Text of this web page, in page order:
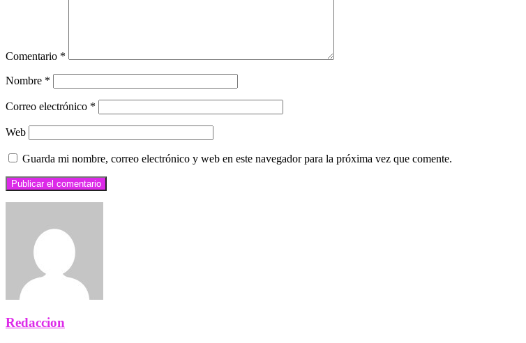
Comentario *
Nombre *
Correo electrónico *
Web
Guarda mi nombre, correo electrónico y web en este navegador para la próxima vez que comente.
Redaccion